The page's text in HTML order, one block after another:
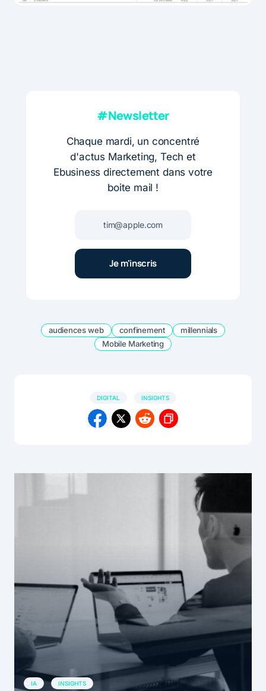
#Newsletter
Chaque mardi, un concentré
d'actus Marketing, Tech et
Ebusiness directement dans votre
boite mail !
audiences web confinement
millennials
Mobile Marketing
DIGITAL INSIGHTS
IA INSIGHTS